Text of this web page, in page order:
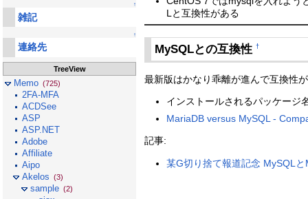
Lと互換性がある
MySQLとの互換性 †
最新版はかなり乖離が進んで互換性
インストールされるパッケージ
MariaDB versus MySQL -
記事:
某G切り捨て報道記念 MySQL
↑
雑記
↑
連絡先
TreeView
Memo (725)
2FA-MFA
ACDSee
ASP
ASP.NET
Adobe
Affiliate
Aipo
Akelos (3)
sample (2)